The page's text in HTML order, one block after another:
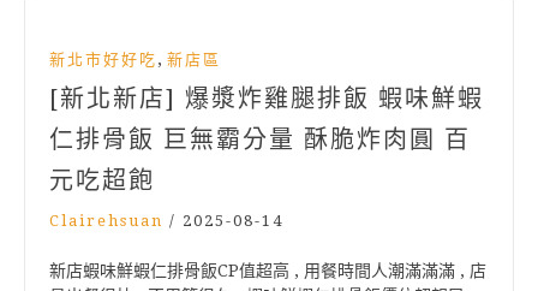
新北市好好吃 , 新店區
[新北新店] 爆漿炸雞腿排飯 蝦味鮮蝦
仁排骨飯 巨無霸分量 酥脆炸肉圓 百
元吃超飽
Clairehsuan / 2025-08-14
新店蝦味鮮蝦仁排骨飯CP值超高 , 用餐時間人潮滿滿滿 , 店